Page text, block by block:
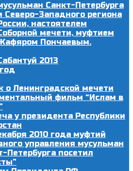
Санкт-Петербурга
Северо-Западного региона
настоятелем
мечети, муфтием
Пончаевым.
2013
о Ленинградской мечети
фильм “Ислам в
у президента Республики
2010 года муфтий
управления мусульман
Петербурга посетил